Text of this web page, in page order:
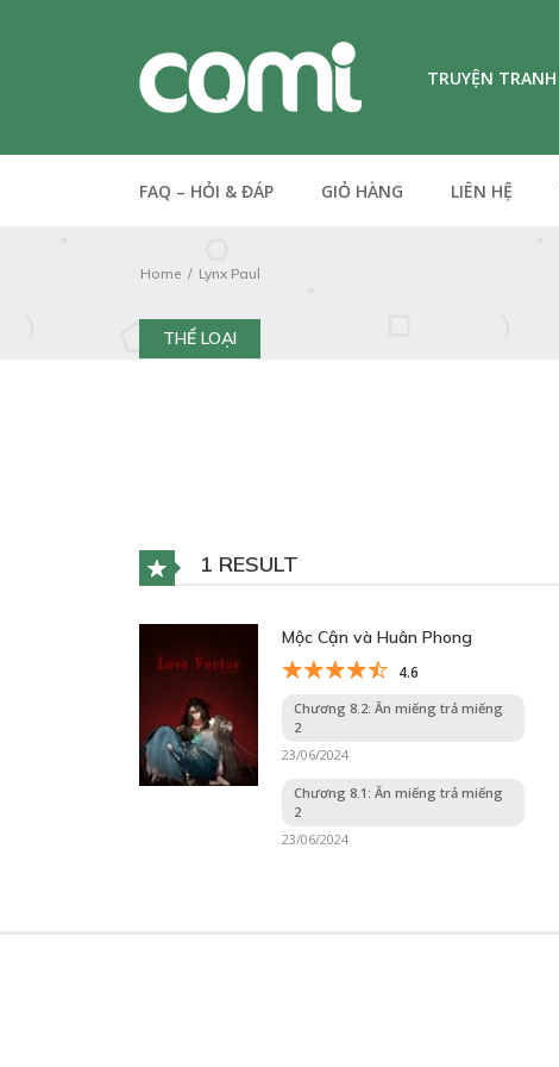
TRUYỆN TRANH
FAQ – HỎI & ĐÁP GIỎ HÀNG LIÊN HỆ
Home Lynx Paul
THỂ LOẠI
1 RESULT
Mộc Cận và Huân Phong
4.6
Chương 8.2: Ăn miếng trả miếng
2
23/06/2024
Chương 8.1: Ăn miếng trả miếng
2
23/06/2024